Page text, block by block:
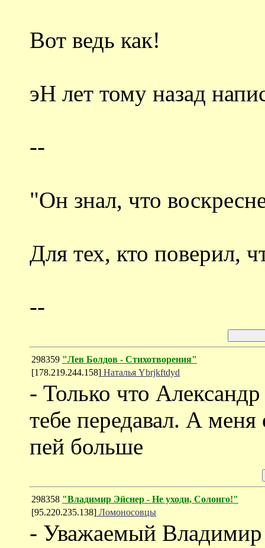
Вот ведь как!
эН лет тому назад
--
"Он знал, что
Для тех, кто поверил,
--
298359 "Лев Болдов - Стихотворения"
[178.219.244.158] Наталья Ybrjkftdyd
- Только что
тебе передавал. А меня
пей больше
298358 "Владимир Эйснер - Не уходи, Солонго!"
[95.220.235.138] Ломоносовцы
- Уважаемый